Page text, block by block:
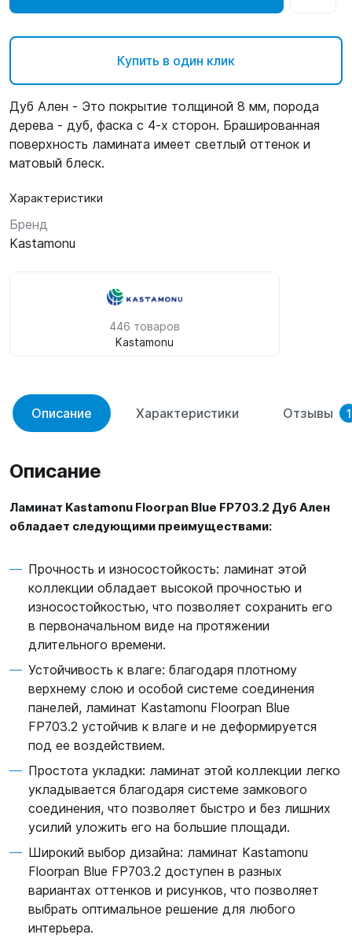
Купить в один клик
Дуб Ален - Это покрытие толщиной 8 мм, порода
дерева - дуб, фаска с 4-х сторон. Брашированная
поверхность ламината имеет светлый оттенок и
матовый блеск.
Характеристики
Бренд
Kastamonu
446 товаров
Kastamonu
Описание Характеристики Отзывы 1
Описание
Ламинат Kastamonu Floorpan Blue FP703.2 Дуб Ален
обладает следующими преимуществами:
Прочность и износостойкость: ламинат этой
коллекции обладает высокой прочностью и
износостойкостью, что позволяет сохранить его
в первоначальном виде на протяжении
длительного времени.
Устойчивость к влаге: благодаря плотному
верхнему слою и особой системе соединения
панелей, ламинат Kastamonu Floorpan Blue
FP703.2 устойчив к влаге и не деформируется
под ее воздействием.
Простота укладки: ламинат этой коллекции легко
укладывается благодаря системе замкового
соединения, что позволяет быстро и без лишних
усилий уложить его на большие площади.
Широкий выбор дизайна: ламинат Kastamonu
Floorpan Blue FP703.2 доступен в разных
вариантах оттенков и рисунков, что позволяет
выбрать оптимальное решение для любого
интерьера.